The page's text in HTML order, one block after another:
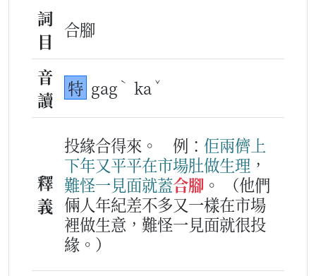
詞
目
合腳
音
讀
特 gag ˋ ka ˇ
釋
義
投緣合得來。 例： 佢兩儕 上
下年又平平在市場肚做生理 ，
難怪一見面就蓋合腳 。
（他們
倆人年紀差不多又一樣在市場
裡做生意，難怪一見面就很投
緣。）